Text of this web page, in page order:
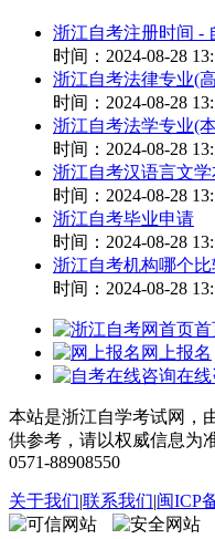
浙江自考注册时间 -
时间：2024-08-28
浙江自考法律专业(
时间：2024-08-28
浙江自考法学专业(
时间：2024-08-28
浙江自考汉语言文
时间：2024-08-28
浙江自考毕业申请
时间：2024-08-28
浙江自考机构哪个
时间：2024-08-28
首
网上报名
在线
本站是浙江自学考试网，
供参考，请以权威信息为
0571-88908550
关于我们|联系我们|闽ICP